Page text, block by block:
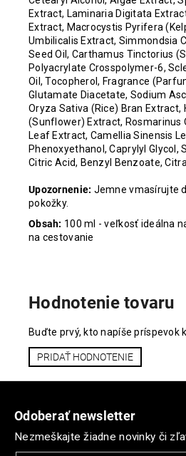
Extract, Laminaria Digitata
Extract, Macrocystis Pyrifera
Umbilicalis Extract, Simmondsia
Seed Oil, Carthamus Tinctorius
Polyacrylate Crosspolymer-6,
Oil, Tocopherol, Fragrance
Glutamate Diacetate, Sodium
Oryza Sativa (Rice) Bran Extract,
(Sunflower) Extract, Rosmarinus
Leaf Extract, Camellia Sinensis
Phenoxyethanol, Caprylyl Glycol,
Citric Acid, Benzyl Benzoate,
Upozornenie: Jemne vmasírujte
pokožky.
Obsah: 100 ml - veľkosť ideálna
na cestovanie
Hodnotenie tovaru
Buďte prvý, kto napíše príspevok
PRIDAŤ HODNOTENIE
Odoberať newsletter
Nezmeškajte žiadne novinky či